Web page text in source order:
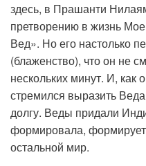
здесь, в Прашанти
претворению в жизнь
Вед». Но его настолько
(блаженство), что он не
нескольких минут. И, как
стремился выразить
долгу. Веды придали
формировала,
остальной мир.